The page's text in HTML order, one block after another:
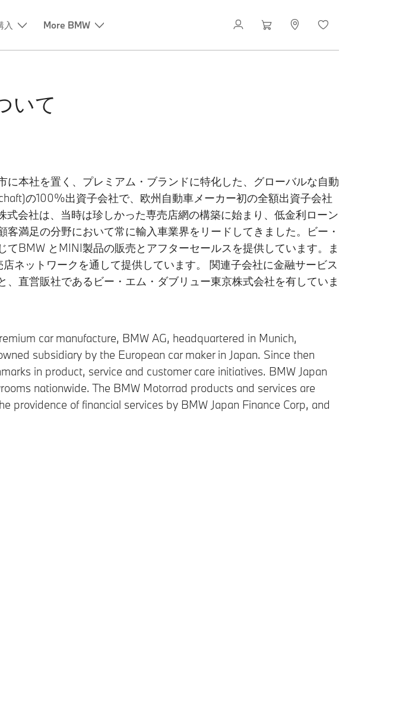
入 More BMW
いて
本社を置く、プレミアム・ブランドに特化した、グローバルな自動
の100%出資子会社で、欧州自動車メーカー初の全額出資子会社
会社は、当時は珍しかった専売店網の構築に始まり、低金利ローン
満足の分野において常に輸入車業界をリードしてきました。ビー・
BMW とMINI製品の販売とアフターセールスを提供しています。ま
ネットワークを通して提供しています。 関連子会社に金融サービス
直営販社であるビー・エム・ダブリュー東京株式会社を有していま
car manufacture, BMW AG, headquartered in Munich,
subsidiary by the European car maker in Japan. Since then
in product, service and customer care initiatives. BMW Japan
nationwide. The BMW Motorrad products and services are
providence of financial services by BMW Japan Finance Corp, and